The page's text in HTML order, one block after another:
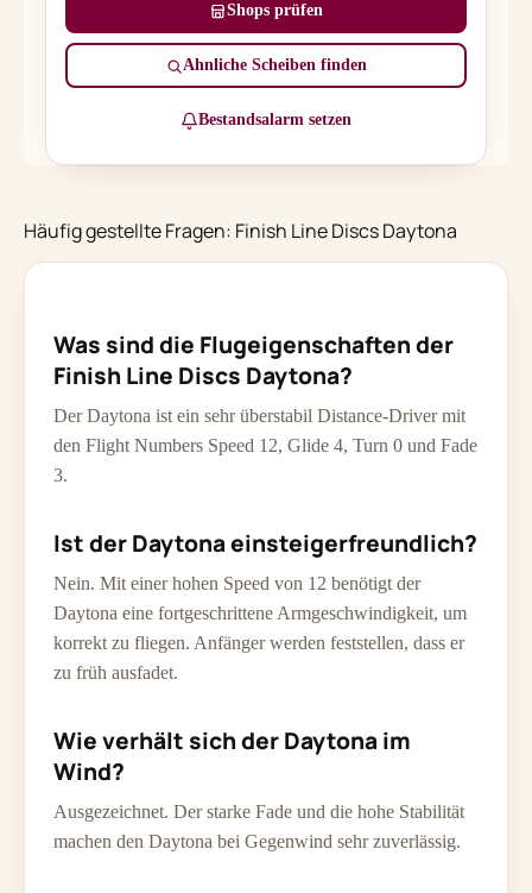
Shops prüfen
Ähnliche Scheiben finden
Bestandsalarm setzen
Häufig gestellte Fragen: Finish Line Discs Daytona
Was sind die Flugeigenschaften der
Finish Line Discs Daytona?
Der Daytona ist ein sehr überstabil Distance-Driver mit
den Flight Numbers Speed 12, Glide 4, Turn 0 und Fade
3.
Ist der Daytona einsteigerfreundlich?
Nein. Mit einer hohen Speed von 12 benötigt der
Daytona eine fortgeschrittene Armgeschwindigkeit, um
korrekt zu fliegen. Anfänger werden feststellen, dass er
zu früh ausfadet.
Wie verhält sich der Daytona im
Wind?
Ausgezeichnet. Der starke Fade und die hohe Stabilität
machen den Daytona bei Gegenwind sehr zuverlässig.